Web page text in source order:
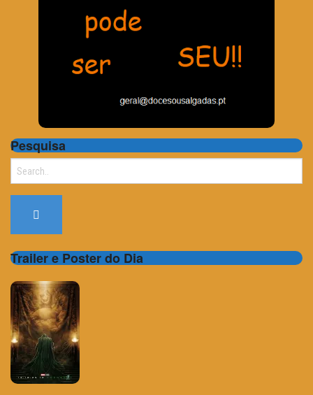
Pesquisa
Search
Trailer e Poster do Dia